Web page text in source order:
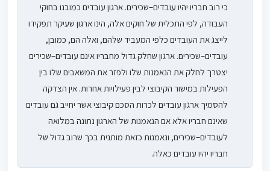
כי רוב חבריו יהיו עובדים–שכירים. ארגון עובדים כמובנו בחוקי
העבודה, לפי התכלית של חוקים אלה, הינו ארגון שעיקר תפקידו
לייצג את העובדים כלפי המעביד שלהם, ואלה הם, כמובן,
עובדים–שכירים. ארגון שחלק גדול מחבריו אינם עובדים–שכירים
יצטרך לחלק את הנאמנות שלו ולפזר את המשאבים שלו בין
הפעילות במישור הקיבוצי לבין פעילויות אחרות. אין הצדקה
להסמיך ארגון עובדים לכרות הסכם קיבוצי אשר יחייב גם עובדים
שאינם חבריו אלא אם הנאמנות של הארגון נתונה במלואה
לעובדים–שכירים, ונאמנות כזאת מותנית בכך שרוב גדול של
חבריו יהיו עובדים כאלה.